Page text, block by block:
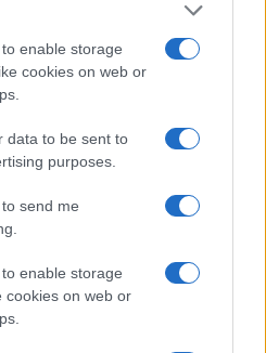
enable storage
cookies on web or
data to be sent to
purposes.
send me
enable storage
cookies on web or
desde el
a cualquier persona contribuir…